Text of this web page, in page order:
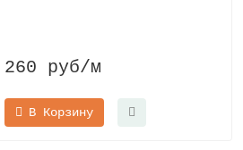
260 руб/м
В Корзину